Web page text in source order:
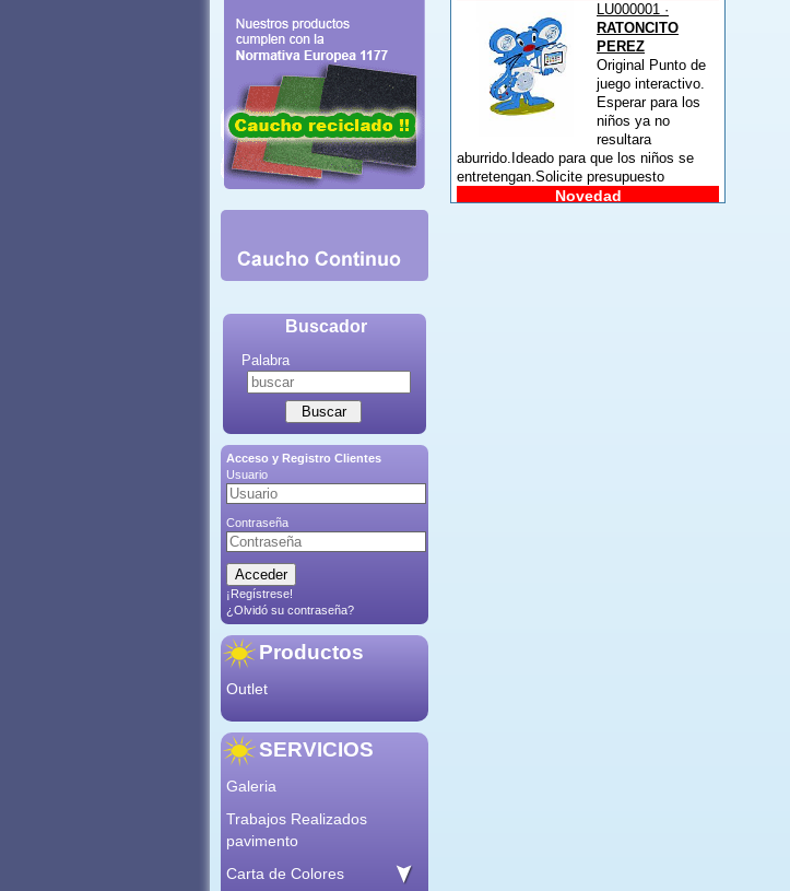
Buscador
Palabra
Acceso y Registro Clientes
Usuario
Contraseña
¡Regístrese!
¿Olvidó su contraseña?
Productos
Outlet
SERVICIOS
Galeria
Trabajos Realizados
pavimento
Carta de Colores
LU000001 ·
RATONCITO
PEREZ
Original Punto de
juego interactivo.
Esperar para los
niños ya no
resultara
aburrido.Ideado para que los niños se
entretengan.Solicite presupuesto
Novedad